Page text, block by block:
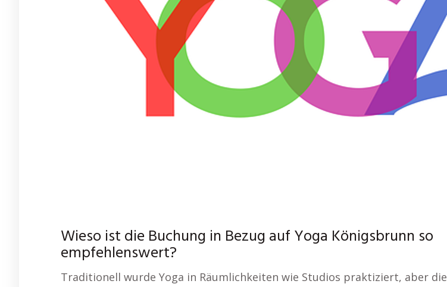
Wieso ist die Buchung in Bezug auf Yoga Königsbrunn so
empfehlenswert?
Traditionell wurde Yoga in Räumlichkeiten wie Studios praktiziert, aber die